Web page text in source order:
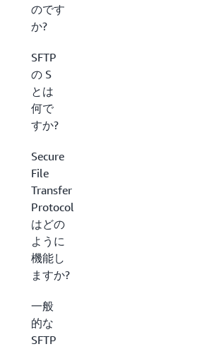
のです
か?
SFTP
の S
とは
何で
すか?
Secure
File
Transfer
Protocol
はどの
ように
機能し
ますか?
一般
的な
SFTP